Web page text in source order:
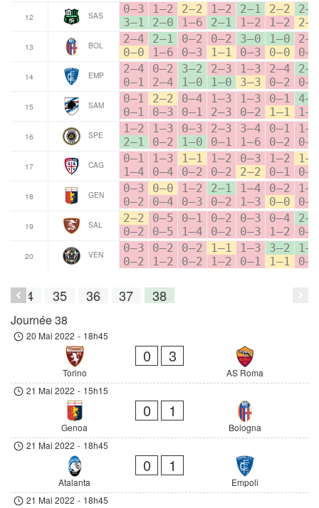
12 SAS
0–3
3–1
1–2
2–0
2–2
1–6
1–2
2–1
2–1
1–2
2–2
1–2
2–1
2–2
13 BOL
2–4
0–0
2–1
1–6
0–2
0–3
0–2
1–1
3–0
0–3
1–0
0–0
2–3
0–1
14 EMP
2–4
0–1
0–2
2–4
3–2
1–0
2–3
1–0
1–3
3–3
2–4
0–2
2–1
0–1
15 SAM
0–1
0–1
2–2
0–3
0–4
0–1
1–3
2–3
1–3
0–2
0–1
1–1
4–1
1–3
16 SPE
1–2
2–1
1–3
0–2
0–3
1–0
2–3
0–1
3–4
1–6
0–1
0–2
1–2
0–3
17 CAG
0–1
1–4
1–3
0–4
1–1
0–2
1–2
0–2
0–3
2–2
1–2
0–1
1–1
0–3
18 GEN
0–3
0–2
0–0
0–4
1–2
0–3
2–1
0–2
1–4
1–3
0–2
0–0
1–2
0–6
19 SAL
2–2
0–2
0–5
0–5
0–1
1–4
0–2
0–2
0–3
0–3
0–4
1–2
2–1
0–4
20 VEN
0–3
0–2
0–2
1–2
0–2
0–2
1–1
1–2
1–3
0–1
3–2
1–1
1–0
0–1
34 35 36 37 38
Journée 38
20 Mai 2022 - 18h45
Torino
0 3
AS Roma
21 Mai 2022 - 15h15
Genoa
0 1
Bologna
21 Mai 2022 - 18h45
Atalanta
0 1
Empoli
21 Mai 2022 - 18h45